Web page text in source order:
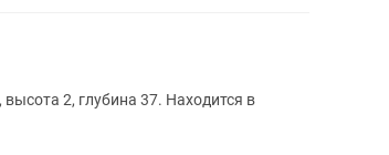
2, глубина 37. Находится в